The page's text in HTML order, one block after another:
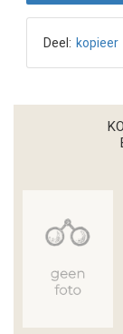
Deel: kopieer